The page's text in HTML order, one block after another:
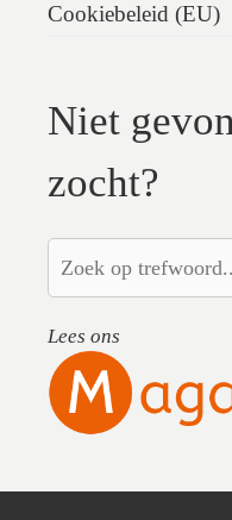
Cookiebeleid (EU)
Niet
zocht?
Lees ons